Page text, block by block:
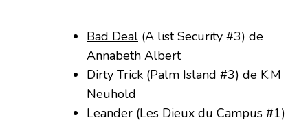
Bad Deal (A list Security #3) de
Annabeth Albert
Dirty Trick (Palm Island #3) de K.M
Neuhold
Leander (Les Dieux du Campus #1)